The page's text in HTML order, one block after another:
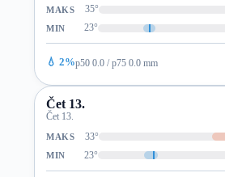
MAKS 35°
MIN 23°
💧 2%p50 0.0 / p75 0.0 mm
Čet 13.
Čet 13.
MAKS 33°
MIN 23°